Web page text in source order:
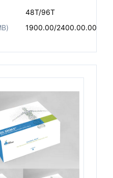
48T/96T
1900.00/2400.00.00